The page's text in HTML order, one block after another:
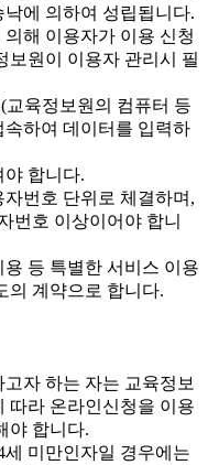
에 의하여 성립됩니다.
해 이용자가 이용 신청
보원이 이용자 관리시 필
육정보원의 컴퓨터 등
하여 데이터를 입력하
야 합니다.
번호 단위로 체결하며,
번호 이상이어야 합니
등 특별한 서비스 이용
의 계약으로 합니다.
자 하는 자는 교육정보
따라 온라인신청을 이용
야 합니다.
미만인자일 경우에는